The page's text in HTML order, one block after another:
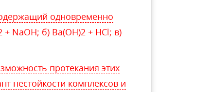
одновременно
NaOH; б) Ba(OH)2 + HCl; в)
протекания этих
нестойкости комплексов и